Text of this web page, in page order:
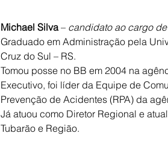
Michael Silva – candidato ao cargo
Graduado em Administração pela
Cruz do Sul – RS.
Tomou posse no BB em 2004 na
Executivo, foi líder da Equipe de
Prevenção de Acidentes (RPA) da
Já atuou como Diretor Regional e
Tubarão e Região.